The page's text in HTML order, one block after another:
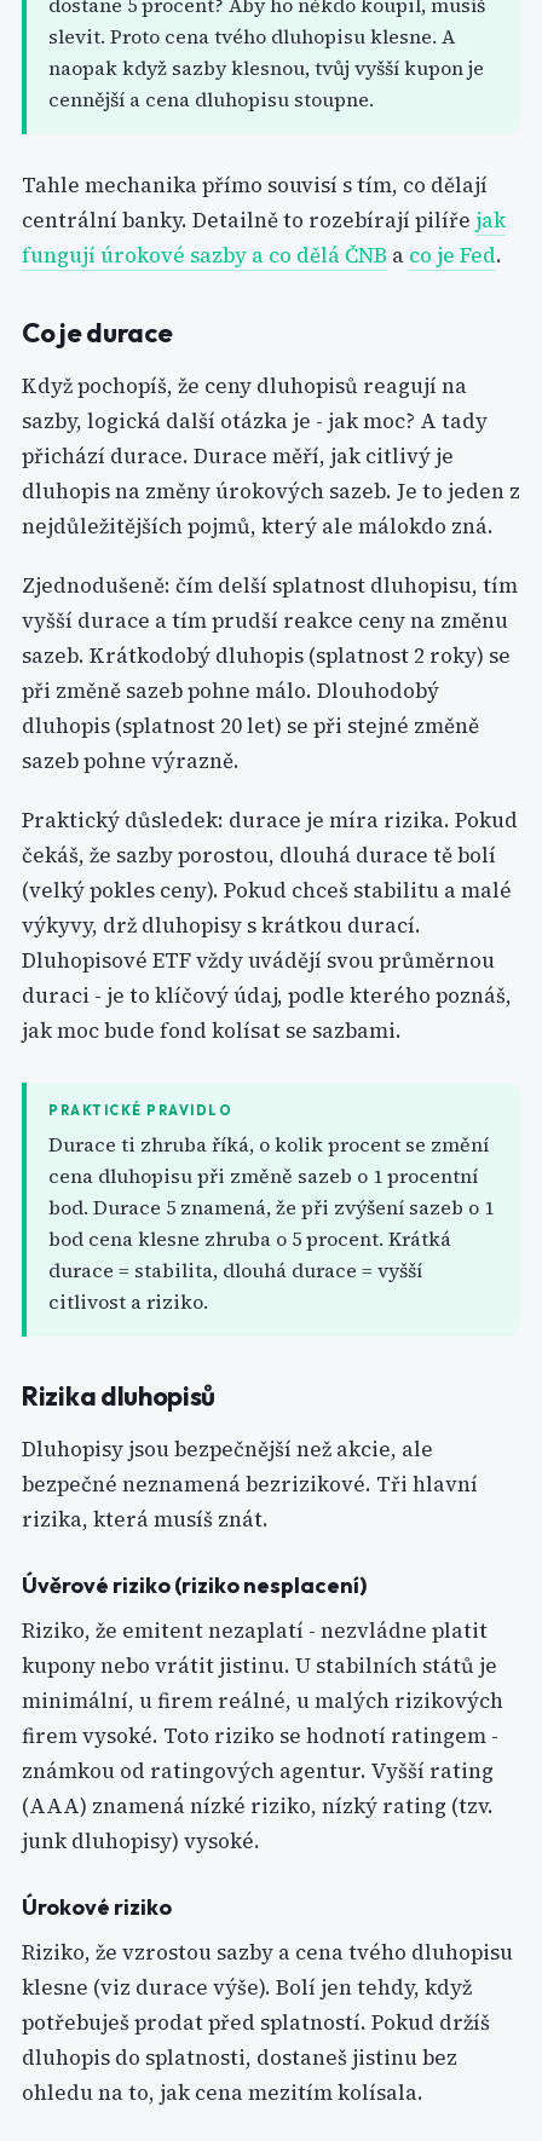
slevit. Proto cena tvého dluhopisu klesne. A
naopak když sazby klesnou, tvůj vyšší kupon je
cennější a cena dluhopisu stoupne.
Tahle mechanika přímo souvisí s tím, co dělají
centrální banky. Detailně to rozebírají pilíře jak
fungují úrokové sazby a co dělá ČNB a co je Fed.
Co je durace
Když pochopíš, že ceny dluhopisů reagují na
sazby, logická další otázka je - jak moc? A tady
přichází durace. Durace měří, jak citlivý je
dluhopis na změny úrokových sazeb. Je to jeden z
nejdůležitějších pojmů, který ale málokdo zná.
Zjednodušeně: čím delší splatnost dluhopisu, tím
vyšší durace a tím prudší reakce ceny na změnu
sazeb. Krátkodobý dluhopis (splatnost 2 roky) se
při změně sazeb pohne málo. Dlouhodobý
dluhopis (splatnost 20 let) se při stejné změně
sazeb pohne výrazně.
Praktický důsledek: durace je míra rizika. Pokud
čekáš, že sazby porostou, dlouhá durace tě bolí
(velký pokles ceny). Pokud chceš stabilitu a malé
výkyvy, drž dluhopisy s krátkou durací.
Dluhopisové ETF vždy uvádějí svou průměrnou
duraci - je to klíčový údaj, podle kterého poznáš,
jak moc bude fond kolísat se sazbami.
PRAKTICKÉ PRAVIDLO
Durace ti zhruba říká, o kolik procent se změní
cena dluhopisu při změně sazeb o 1 procentní
bod. Durace 5 znamená, že při zvýšení sazeb o 1
bod cena klesne zhruba o 5 procent. Krátká
durace = stabilita, dlouhá durace = vyšší
citlivost a riziko.
Rizika dluhopisů
Dluhopisy jsou bezpečnější než akcie, ale
bezpečné neznamená bezrizikové. Tři hlavní
rizika, která musíš znát.
Úvěrové riziko (riziko nesplacení)
Riziko, že emitent nezaplatí - nezvládne platit
kupony nebo vrátit jistinu. U stabilních států je
minimální, u firem reálné, u malých rizikových
firem vysoké. Toto riziko se hodnotí ratingem -
známkou od ratingových agentur. Vyšší rating
(AAA) znamená nízké riziko, nízký rating (tzv.
junk dluhopisy) vysoké.
Úrokové riziko
Riziko, že vzrostou sazby a cena tvého dluhopisu
klesne (viz durace výše). Bolí jen tehdy, když
potřebuješ prodat před splatností. Pokud držíš
dluhopis do splatnosti, dostaneš jistinu bez
ohledu na to, jak cena mezitím kolísala.